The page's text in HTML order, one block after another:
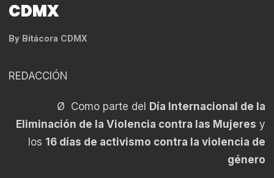
CDMX
By Bitácora CDMX
REDACCIÓN
Ø Como parte del Día Internacional de la
Eliminación de la Violencia contra las Mujeres y
los 16 días de activismo contra la violencia de
género